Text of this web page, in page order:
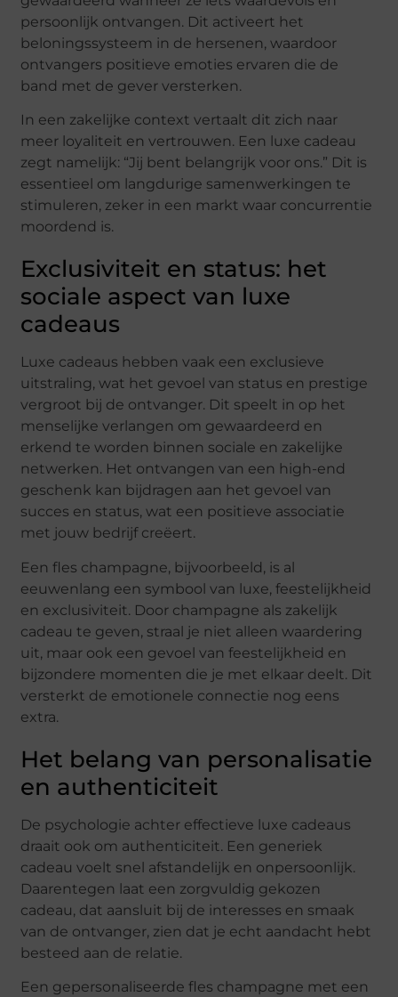
persoonlijk ontvangen. Dit activeert het
beloningssysteem in de hersenen, waardoor
ontvangers positieve emoties ervaren die de
band met de gever versterken.
In een zakelijke context vertaalt dit zich naar
meer loyaliteit en vertrouwen. Een luxe cadeau
zegt namelijk: “Jij bent belangrijk voor ons.” Dit is
essentieel om langdurige samenwerkingen te
stimuleren, zeker in een markt waar concurrentie
moordend is.
Exclusiviteit en status: het
sociale aspect van luxe
cadeaus
Luxe cadeaus hebben vaak een exclusieve
uitstraling, wat het gevoel van status en prestige
vergroot bij de ontvanger. Dit speelt in op het
menselijke verlangen om gewaardeerd en
erkend te worden binnen sociale en zakelijke
netwerken. Het ontvangen van een high-end
geschenk kan bijdragen aan het gevoel van
succes en status, wat een positieve associatie
met jouw bedrijf creëert.
Een fles champagne, bijvoorbeeld, is al
eeuwenlang een symbool van luxe, feestelijkheid
en exclusiviteit. Door champagne als zakelijk
cadeau te geven, straal je niet alleen waardering
uit, maar ook een gevoel van feestelijkheid en
bijzondere momenten die je met elkaar deelt. Dit
versterkt de emotionele connectie nog eens
extra.
Het belang van personalisatie
en authenticiteit
De psychologie achter effectieve luxe cadeaus
draait ook om authenticiteit. Een generiek
cadeau voelt snel afstandelijk en onpersoonlijk.
Daarentegen laat een zorgvuldig gekozen
cadeau, dat aansluit bij de interesses en smaak
van de ontvanger, zien dat je echt aandacht hebt
besteed aan de relatie.
Een gepersonaliseerde fles champagne met een